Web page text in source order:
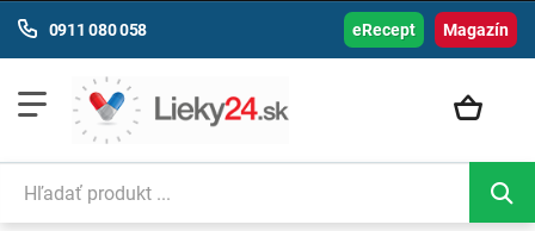
Magazín
0911 080 058 eRecept